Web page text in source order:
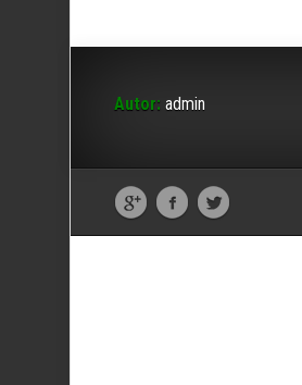
Autor: admin